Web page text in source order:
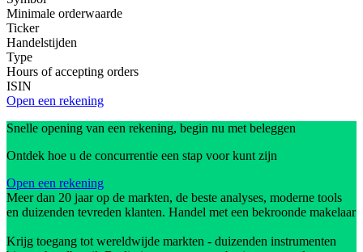
Minimale orderwaarde
Ticker
Handelstijden
Type
Hours of accepting orders
ISIN
Open een rekening
Snelle opening van een rekening, begin nu met beleggen
Ontdek hoe u de concurrentie een stap voor kunt zijn
Open een rekening
Meer dan 20 jaar op de markten, de beste analyses, moderne tools
en duizenden tevreden klanten. Handel met een bekroonde makelaar
Krijg toegang tot wereldwijde markten - duizenden instrumenten